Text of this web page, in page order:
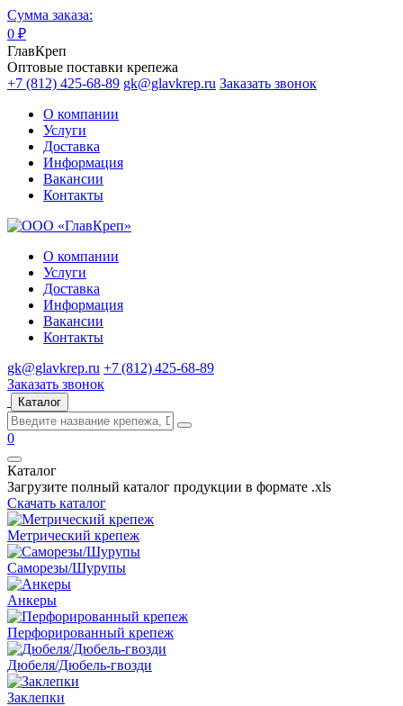
Сумма заказа:
0 ₽
ГлавКреп
Оптовые поставки крепежа
+7 (812) 425-68-89 gk@glavkrep.ru Заказать звонок
О компании
Услуги
Доставка
Информация
Вакансии
Контакты
О компании
Услуги
Доставка
Информация
Вакансии
Контакты
gk@glavkrep.ru +7 (812) 425-68-89
Заказать звонок
Каталог
0
Каталог
Загрузите полный каталог продукции в формате .xls
Скачать каталог
Метрический крепеж
Саморезы/Шурупы
Анкеры
Перфорированный крепеж
Дюбеля/Дюбель-гвозди
Заклепки